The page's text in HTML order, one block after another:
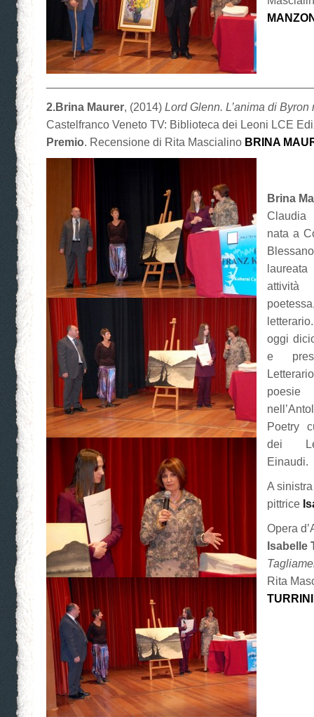
2.Brina Maurer, (2014) Lord Glenn. L’anima di
Castelfranco Veneto TV: Biblioteca dei Leoni LCE
Premio. Recensione di Rita Mascialino BRINA
Brina
Claudia
nata a
oggi
e
Poetry
dei
Einaudi.
A
pittrice
Opera
Isabelle
Rita
TURRINI